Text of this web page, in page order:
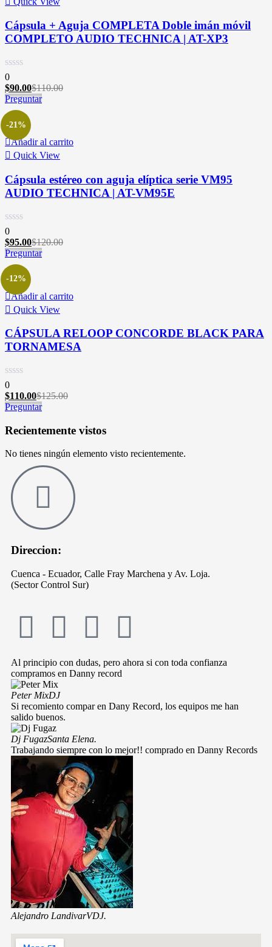
Cápsula + Aguja COMPLETA Doble imán móvil
COMPLETO AUDIO TECHNICA | AT-XP3
0
$90.00$110.00
Preguntar
-21%
Añadir al carrito
Quick View
Cápsula estéreo con aguja elíptica serie VM95
AUDIO TECHNICA | AT-VM95E
0
$95.00$120.00
Preguntar
-12%
Añadir al carrito
Quick View
CÁPSULA RELOOP CONCORDE BLACK PARA
TORNAMESA
0
$110.00$125.00
Preguntar
Recientemente vistos
No tienes ningún elemento visto recientemente.
Direccion:
Cuenca - Ecuador, Calle Fray Marchena y Av. Loja.
(Sector Control Sur)
Al principio con dudas, pero ahora si con toda confianza
compramos en Danny record
Peter MixDJ
Si recomiento compar en Dany Record, los equipos me han
salido buenos.
Dj FugazSanta Elena.
Trabajando siempre con lo mejor!! comprado en Danny Records
Alejandro LandivarVDJ.